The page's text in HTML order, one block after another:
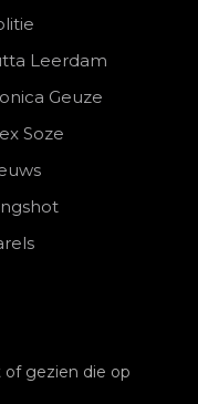
Leerdam
Geuze
Soze
gezien die op